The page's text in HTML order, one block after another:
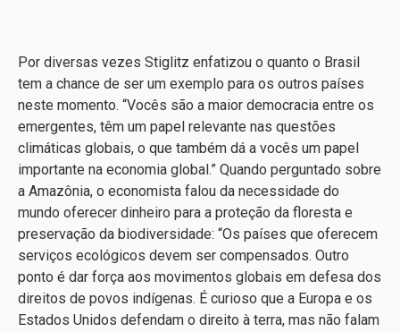
Por diversas vezes Stiglitz enfatizou o quanto o Brasil
tem a chance de ser um exemplo para os outros países
neste momento. “Vocês são a maior democracia entre os
emergentes, têm um papel relevante nas questões
climáticas globais, o que também dá a vocês um papel
importante na economia global.” Quando perguntado sobre
a Amazônia, o economista falou da necessidade do
mundo oferecer dinheiro para a proteção da floresta e
preservação da biodiversidade: “Os países que oferecem
serviços ecológicos devem ser compensados. Outro
ponto é dar força aos movimentos globais em defesa dos
direitos de povos indígenas. É curioso que a Europa e os
Estados Unidos defendam o direito à terra, mas não falam